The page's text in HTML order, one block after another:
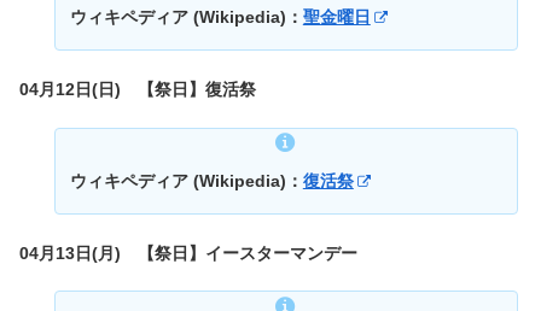
ウィキペディア (Wikipedia)： 聖金曜日
04月12日(日) 【祭日】復活祭
ウィキペディア (Wikipedia)： 復活祭
04月13日(月) 【祭日】イースターマンデー